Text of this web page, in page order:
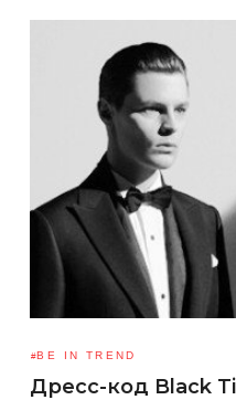
BE IN TREND
Дресс-код Black